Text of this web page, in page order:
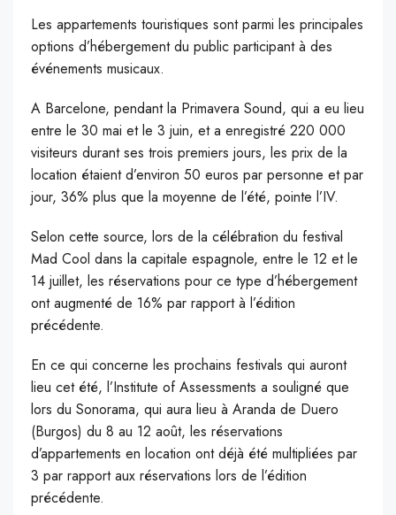
Les appartements touristiques sont parmi les principales
options d’hébergement du public participant à des
événements musicaux.
A Barcelone, pendant la Primavera Sound, qui a eu lieu
entre le 30 mai et le 3 juin, et a enregistré 220 000
visiteurs durant ses trois premiers jours, les prix de la
location étaient d’environ 50 euros par personne et par
jour, 36% plus que la moyenne de l’été, pointe l’IV.
Selon cette source, lors de la célébration du festival
Mad Cool dans la capitale espagnole, entre le 12 et le
14 juillet, les réservations pour ce type d’hébergement
ont augmenté de 16% par rapport à l’édition
précédente.
En ce qui concerne les prochains festivals qui auront
lieu cet été, l’Institute of Assessments a souligné que
lors du Sonorama, qui aura lieu à Aranda de Duero
(Burgos) du 8 au 12 août, les réservations
d’appartements en location ont déjà été multipliées par
3 par rapport aux réservations lors de l’édition
précédente.